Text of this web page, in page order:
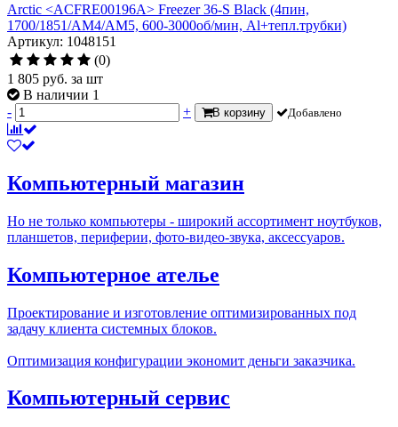
Arctic <ACFRE00196A> Freezer 36-S Black (4пин,
1700/1851/AM4/AM5, 600-3000об/мин, Al+тепл.трубки)
Артикул: 1048151
(0)
1 805 руб. за шт
В наличии 1
-
+ В корзину Добавлено
Компьютерный магазин
Но не только компьютеры - широкий ассортимент ноутбуков,
планшетов, периферии, фото-видео-звука, аксессуаров.
Компьютерное ателье
Проектирование и изготовление оптимизированных под
задачу клиента системных блоков.
Оптимизация конфигурации экономит деньги заказчика.
Компьютерный сервис